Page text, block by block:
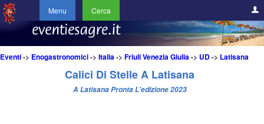
Menu Cerca
Eventi-> Enogastronomici-> Italia-> Friuli Venezia Giulia-> UD-> Latisana
Calici Di Stelle A Latisana
A Latisana Pronta L'edizione 2023